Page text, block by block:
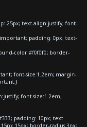
25px; text-align:justify; font-
padding: 0px; text-
color:#f0f0f0; border-
font-size:1.2em; margin-
font-size:1.2em;
padding: 10px; text-
15px; border-radius:3px;